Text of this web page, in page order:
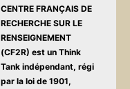
CENTRE FRANÇAIS DE
RECHERCHE SUR LE
RENSEIGNEMENT
(CF2R) est un Think
Tank indépendant, régi
par la loi de 1901,